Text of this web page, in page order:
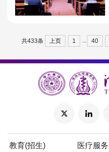
共433条 上页 1 ... 40
教育(招生) 医疗服务